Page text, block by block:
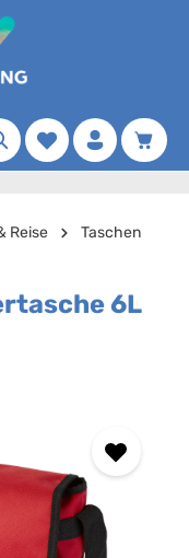
Merkzettel
Reise
Taschen
6L